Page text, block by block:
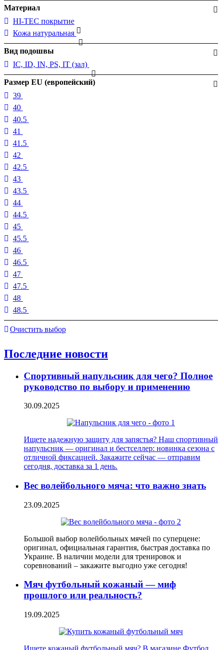
Материал
HI-TEC покрытие
Кожа натуральная
Вид подошвы
IC, ID, IN, PS, IT (зал)
Размер EU (европейский)
39
40
40.5
41
41.5
42
42.5
43
43.5
44
44.5
45
45.5
46
46.5
47
47.5
48
48.5
Очистить выбор
Последние новости
Спортивный напульсник для чего? Полное
руководство по выбору и применению
30.09.2025
Ищете надежную защиту для запястья? Наш спортивный
напульсник — оригинал и бестселлер: новинка сезона с
отличной фиксацией. Закажите сейчас — отправим
сегодня, доставка за 1 день.
Вес волейбольного мяча: что важно знать
23.09.2025
Большой выбор волейбольных мячей по суперцене:
оригинал, официальная гарантия, быстрая доставка по
Украине. В наличии модели для тренировок и
соревнований – закажите выгодно уже сегодня!
Мяч футбольный кожаный — миф
прошлого или реальность?
19.09.2025
Ищете кожаный футбольный мяч? В магазине Футбол